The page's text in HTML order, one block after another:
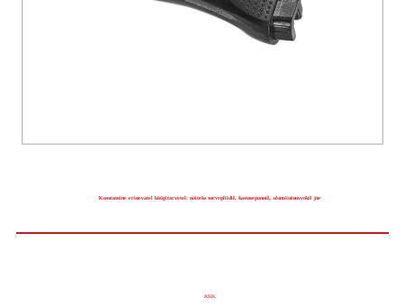
Kasutamine erinevatel köögitarvetel: näiteks survepliidil, kastmepannil, alumiiniumvokil jne
KKK